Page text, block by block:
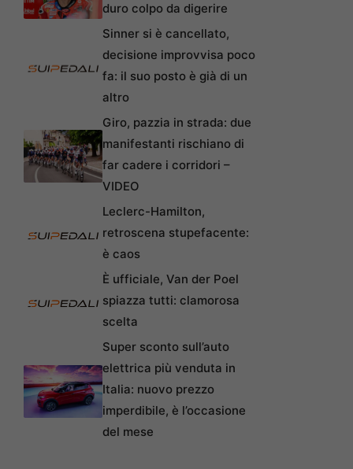
duro colpo da digerire
Sinner si è cancellato,
decisione improvvisa poco
fa: il suo posto è già di un
altro
Giro, pazzia in strada: due
manifestanti rischiano di
far cadere i corridori –
VIDEO
Leclerc-Hamilton,
retroscena stupefacente:
è caos
È ufficiale, Van der Poel
spiazza tutti: clamorosa
scelta
Super sconto sull’auto
elettrica più venduta in
Italia: nuovo prezzo
imperdibile, è l’occasione
del mese